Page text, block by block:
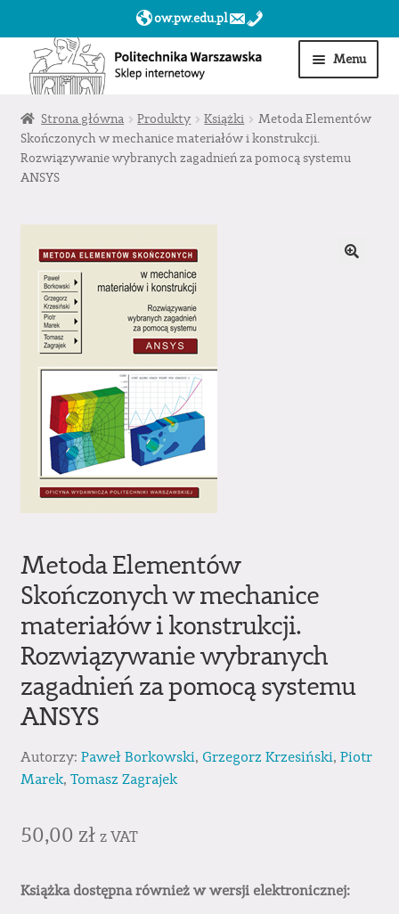
ow.pw.edu.pl
Przejdź
do
nawigacji
Przejdź
do
treści
Menu
Start
Produkty
Obserwowane
Sklep dla jednostek PW »
Strona główna Produkty Książki
Metoda Elementów
Skończonych w mechanice materiałów i konstrukcji.
Rozwiązywanie wybranych zagadnień za pomocą systemu
ANSYS
Metoda Elementów
Skończonych w mechanice
materiałów i konstrukcji.
Rozwiązywanie wybranych
zagadnień za pomocą systemu
ANSYS
Autorzy: Paweł Borkowski, Grzegorz Krzesiński, Piotr
Marek, Tomasz Zagrajek
50,00 zł z VAT
Książka dostępna również w wersji elektronicznej: